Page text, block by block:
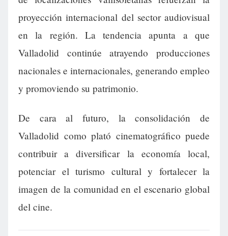
proyección internacional del sector audiovisual
en la región. La tendencia apunta a que
Valladolid continúe atrayendo producciones
nacionales e internacionales, generando empleo
y promoviendo su patrimonio.
De cara al futuro, la consolidación de
Valladolid como plató cinematográfico puede
contribuir a diversificar la economía local,
potenciar el turismo cultural y fortalecer la
imagen de la comunidad en el escenario global
del cine.